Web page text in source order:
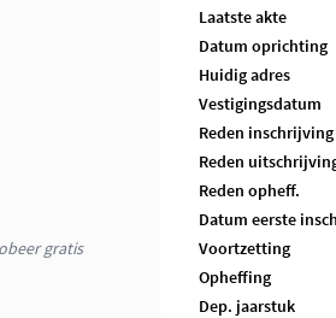
gratis
Laatste akte
Datum oprichting
Huidig adres
Vestigingsdatum
Reden inschrijving
Reden
Reden opheff.
Datum eerste
Voortzetting
Opheffing
Dep. jaarstuk